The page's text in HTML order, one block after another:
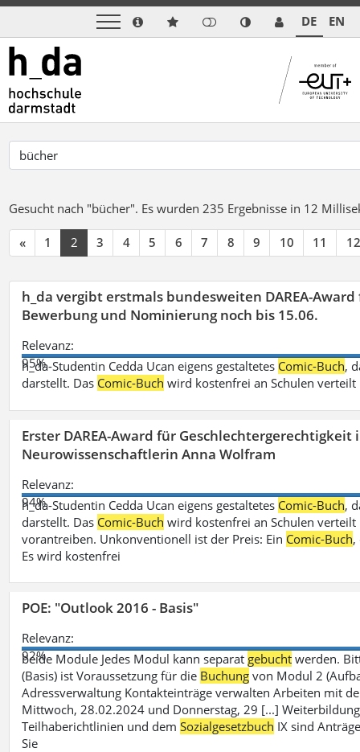
DE EN
Gesucht nach "bücher". Es wurden 235 Ergebnisse in 12
« 1 2 3 4 5 6 7 8 9 10 11 12
h_da vergibt erstmals bundesweiten DAREA-
Bewerbung und Nominierung noch bis 15.06.
Relevanz:
95%
h_da-Studentin Cedda Ucan eigens gestaltetes Comic-Buch,
darstellt. Das Comic-Buch wird kostenfrei an Schulen
Erster DAREA-Award für
Neurowissenschaftlerin Anna Wolfram
Relevanz:
94%
h_da-Studentin Cedda Ucan eigens gestaltetes Comic-Buch,
darstellt. Das Comic-Buch wird kostenfrei an Schulen
vorantreiben. Unkonventionell ist der Preis: Ein Comic-Buch,
Es wird kostenfrei
POE: "Outlook 2016 - Basis"
Relevanz:
92%
beide Module Jedes Modul kann separat gebucht werden.
(Basis) ist Voraussetzung für die Buchung von Modul 2
Adressverwaltung Kontakteinträge verwalten Arbeiten mit
Mittwoch, 28.02.2024 und Donnerstag, 29 [...]
Teilhaberichtlinien und demSozialgesetzbuch IX sind
Sie